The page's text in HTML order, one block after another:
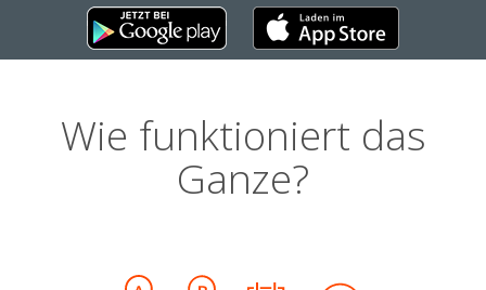
Wie funktioniert das
Ganze?